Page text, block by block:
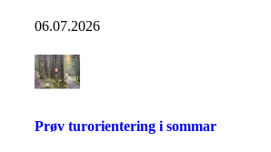
06.07.2026
Prøv turorientering i sommar